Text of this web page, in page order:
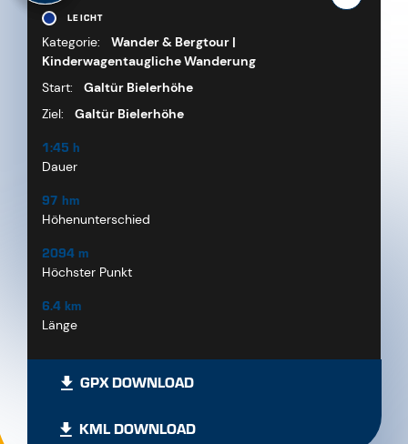
LEICHT
Kategorie:
Wander & Bergtour |
Kinderwagentaugliche Wanderung
Start:
Galtür Bielerhöhe
Ziel:
Galtür Bielerhöhe
1:45 h
Dauer
97 hm
Höhenunterschied
2094 m
Höchster Punkt
6.4 km
Länge
GPX DOWNLOAD
KML DOWNLOAD